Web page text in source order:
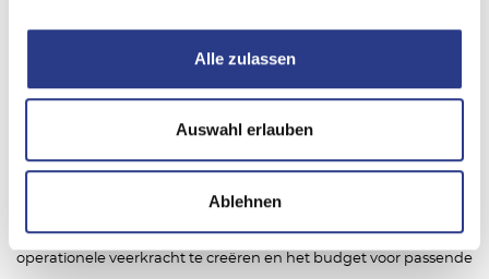
Alle zulassen
Auswahl erlauben
Ablehnen
tekortkomingen. Ze uiten zich in directe en vaak verwoestende
financiële verliezen. Om de omvang van deze risico's te
illustreren, geeft een studie van Information Technology
dollar, waarbij 41% van de bedrijven zelfs kosten tussen 1 en 5
miljoen dollar per uur rapporteert. Dit onderstreept de
economische noodzaak om de door de ISO-norm vereiste
operationele veerkracht te creëren en het budget voor passende